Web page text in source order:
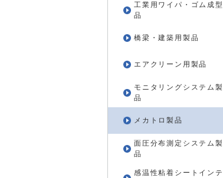
工業用ワイパ・ゴム成型
品
橋梁・建築用製品
エアクリーン用製品
モニタリングシステム製
品
メカトロ製品
面圧分布測定システム製
品
感温性粘着シートインテ